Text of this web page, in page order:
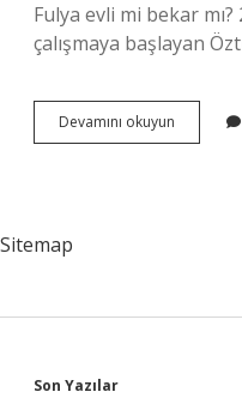
Fulya evli mi bekar mı?
çalışmaya başlayan
Devamını okuyun Habertürk
Fulya
Sitemap
Son Yazılar